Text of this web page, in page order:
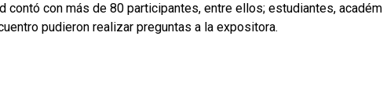
contó con más de 80 participantes, entre ellos; estudiantes,
pudieron realizar preguntas a la expositora.